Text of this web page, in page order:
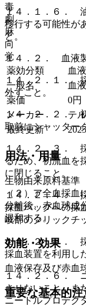
１４．１．６．
移行する可能性が
と。
１４．２． 血液
１４．２．１．
外すこと。
１４．２．２．
取前にシャッター
１４．２．３．
るため、初流血を
に閉じること。
１４．２．４．
採血バッグへの採
岐部のクリックチ
１４．２．５．
採血装置を利用し
１４．２．６．
させないこと。ま
ニードルプロテク
毒
劇
麻
向
覚
薬効分類
血
一般名
血
薬価
0円
メーカー
テ
最終更新
用法・用量
生物由来原料基準
（２）ア全血採血
分離後、赤血球成
混和する。
効能・効果
血液保存及び赤血
重要な基本的注